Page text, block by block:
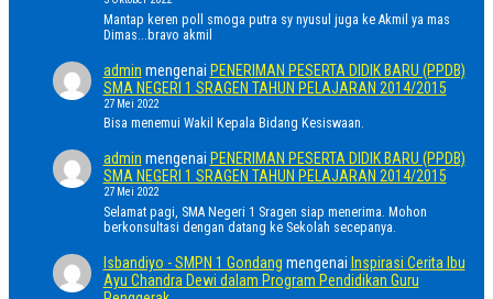
Mantap keren poll smoga putra sy nyusul juga ke Akmil ya mas
Dimas...bravo akmil
admin mengenai PENERIMAN PESERTA DIDIK BARU (PPDB)
SMA NEGERI 1 SRAGEN TAHUN PELAJARAN 2014/2015
27 Mei 2022
Bisa menemui Wakil Kepala Bidang Kesiswaan.
admin mengenai PENERIMAN PESERTA DIDIK BARU (PPDB)
SMA NEGERI 1 SRAGEN TAHUN PELAJARAN 2014/2015
27 Mei 2022
Selamat pagi, SMA Negeri 1 Sragen siap menerima. Mohon
berkonsultasi dengan datang ke Sekolah secepanya.
Isbandiyo - SMPN 1 Gondang mengenai Inspirasi Cerita Ibu
Ayu Chandra Dewi dalam Program Pendidikan Guru